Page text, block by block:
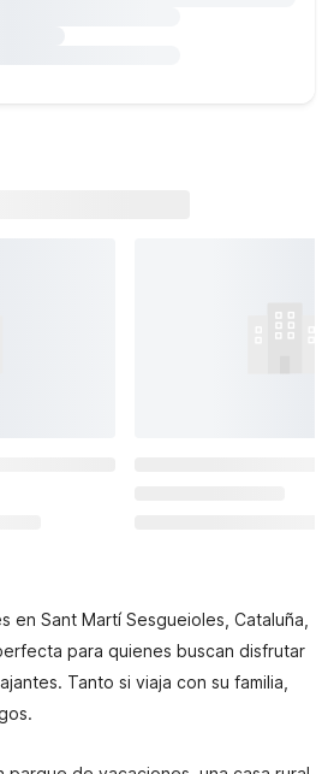
en Sant Martí Sesgueioles, Cataluña,
para quienes buscan disfrutar
Tanto si viaja con su familia,